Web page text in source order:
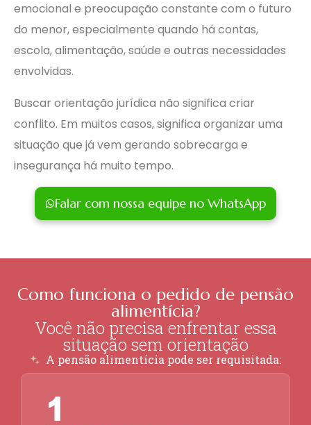
emocional e preocupação constante com o futuro
do menor, especialmente quando há contas,
escola, alimentação, saúde e outras necessidades
envolvidas.
Buscar orientação jurídica não significa criar
conflito. Em muitos casos, significa organizar uma
situação que já vem gerando sobrecarga e
insegurança há muito tempo.
Falar com nossa equipe no WhatsApp
Como funciona o pedido de pensão
alimentícia?
Você não precisa enfrentar essa
situação sem orientação
A pensão alimentícia pode ser requisitada: